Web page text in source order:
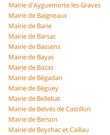
Mairie d'Ayguemorte les Graves
Mairie de Baigneaux
Mairie de Barie
Mairie de Barsac
Mairie de Bassens
Mairie de Bayas
Mairie de Bazas
Mairie de Bégadan
Mairie de Béguey
Mairie de Bellebat
Mairie de Belvès de Castillon
Mairie de Berson
Mairie de Beychac et Caillau